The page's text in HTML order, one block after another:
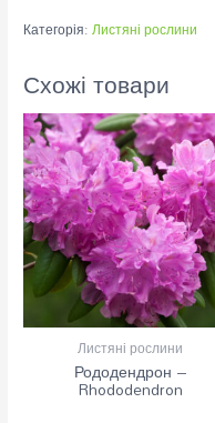
Категорія:Листяні рослини
Схожі товари
Листяні рослини
Рододендрон –
Rhododendron